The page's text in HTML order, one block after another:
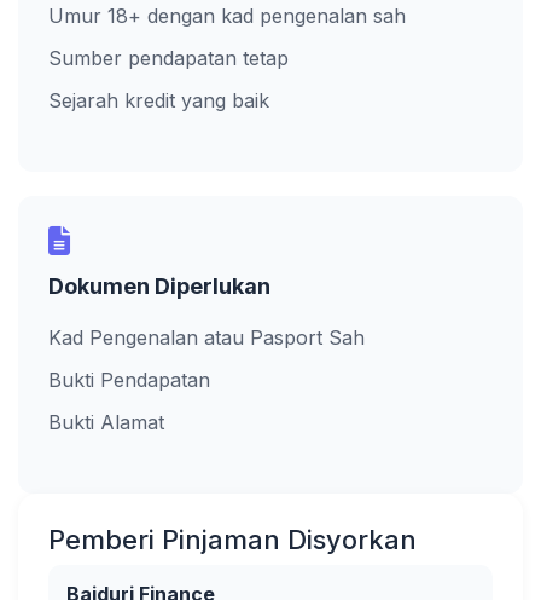
Umur 18+ dengan kad pengenalan sah
Sumber pendapatan tetap
Sejarah kredit yang baik
Dokumen Diperlukan
Kad Pengenalan atau Pasport Sah
Bukti Pendapatan
Bukti Alamat
Pemberi Pinjaman Disyorkan
Baiduri Finance